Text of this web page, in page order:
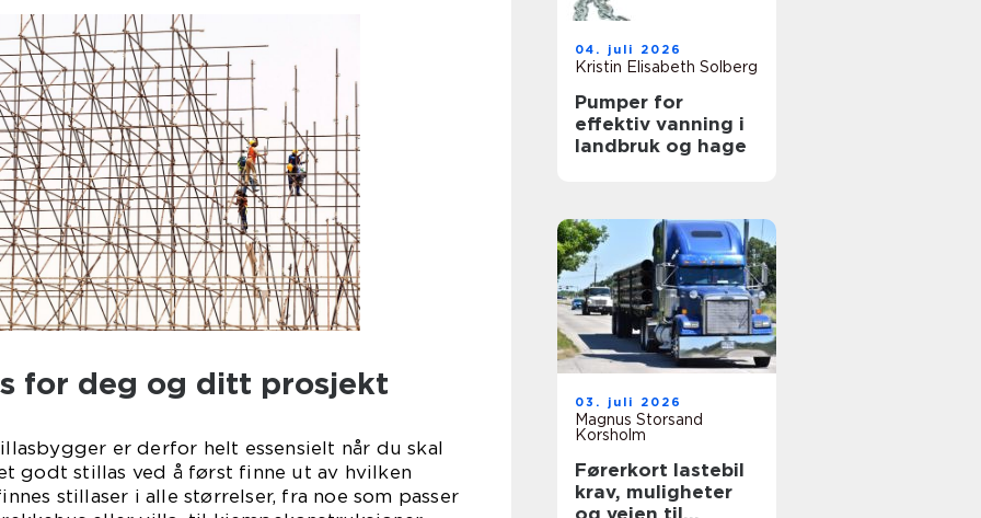
for deg og ditt prosjekt
er derfor helt essensielt når du skal
godt stillas ved å først finne ut av hvilken
stillaser i alle størrelser, fra noe som passer
04. juli 2026
Kristin Elisabeth Solberg
Pumper for
effektiv vanning i
landbruk og hage
03. juli 2026
Magnus Storsand
Korsholm
Førerkort lastebil
krav, muligheter
og veien til